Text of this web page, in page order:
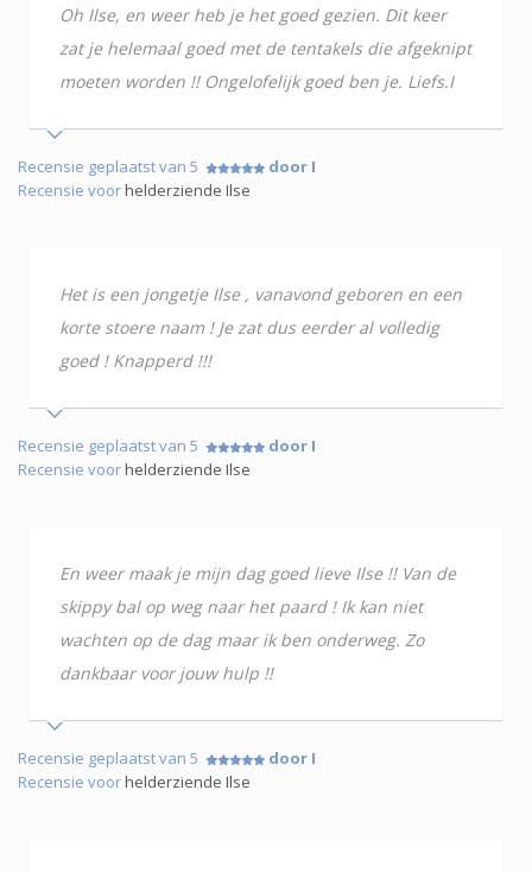
Oh Ilse, en weer heb je het goed gezien. Dit keer
zat je helemaal goed met de tentakels die afgeknipt
moeten worden !! Ongelofelijk goed ben je. Liefs.I
Recensie geplaatst van 5
door I
Recensie voorhelderziende Ilse
Het is een jongetje Ilse , vanavond geboren en een
korte stoere naam ! Je zat dus eerder al volledig
goed ! Knapperd !!!
Recensie geplaatst van 5
door I
Recensie voorhelderziende Ilse
En weer maak je mijn dag goed lieve Ilse !! Van de
skippy bal op weg naar het paard ! Ik kan niet
wachten op de dag maar ik ben onderweg. Zo
dankbaar voor jouw hulp !!
Recensie geplaatst van 5
door I
Recensie voorhelderziende Ilse